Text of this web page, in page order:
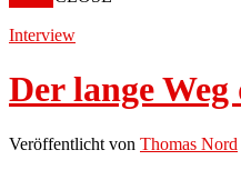
Interview
Der lange
Veröffentlicht von Thomas Nord